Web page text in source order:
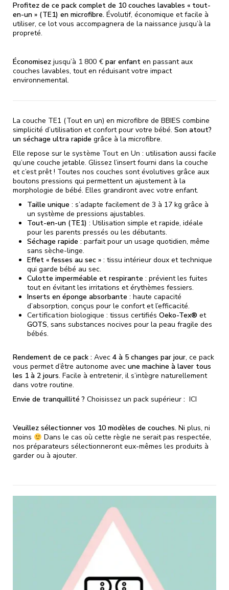
Profitez de ce pack complet de 10 couches lavables « tout-
en-un » (TE1) en microfibre. Évolutif, économique et facile à
utiliser, ce lot vous accompagnera de la naissance jusqu’à la
propreté.
Économisez jusqu’à 1 800 € par enfant en passant aux
couches lavables, tout en réduisant votre impact
environnemental.
La couche TE1 (Tout en un) en microfibre de BBIES combine
simplicité d’utilisation et confort pour votre bébé. Son atout?
un séchage ultra rapide grâce à la microfibre.
Elle repose sur le système Tout en Un : utilisation aussi facile
qu’une couche jetable. Glissez l’insert fourni dans la couche
et c’est prêt ! Toutes nos couches sont évolutives grâce aux
boutons pressions qui permettent un ajustement à la
morphologie de bébé. Elles grandiront avec votre enfant.
Taille unique : s’adapte facilement de 3 à 17 kg grâce à
un système de pressions ajustables.
Tout-en-un (TE1) : Utilisation simple et rapide, idéale
pour les parents pressés ou les débutants.
Séchage rapide : parfait pour un usage quotidien, même
sans sèche-linge.
Effet « fesses au sec » : tissu intérieur doux et technique
qui garde bébé au sec.
Culotte imperméable et respirante : prévient les fuites
tout en évitant les irritations et érythèmes fessiers.
Inserts en éponge absorbante : haute capacité
d’absorption, conçus pour le confort et l’efficacité.
Certification biologique : tissus certifiés Oeko-Tex® et
GOTS, sans substances nocives pour la peau fragile des
bébés.
Rendement de ce pack : Avec 4 à 5 changes par jour, ce pack
vous permet d’être autonome avec une machine à laver tous
les 1 à 2 jours. Facile à entretenir, il s’intègre naturellement
dans votre routine.
Envie de tranquillité ? Choisissez un pack supérieur : ICI
Veuillez sélectionner vos 10 modèles de couches. Ni plus, ni
moins
Dans le cas où cette règle ne serait pas respectée,
nos préparateurs sélectionneront eux-mêmes les produits à
garder ou à ajouter.